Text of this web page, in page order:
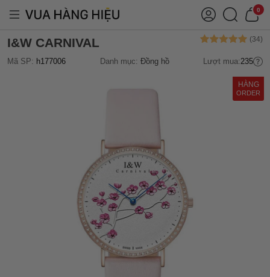
0
I&W CARNIVAL
Mã SP: h177006 Danh mục: Đồng hồ Lượt mua:235
HÀNG
ORDER